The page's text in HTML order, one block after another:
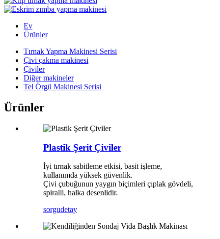
Ev
Ürünler
Tırnak Yapma Makinesi Serisi
Çivi çakma makinesi
Çiviler
Diğer makineler
Tel Örgü Makinesi Serisi
Ürünler
Plastik Şerit Çiviler
İyi tırnak sabitleme etkisi, basit işleme,
kullanımda yüksek güvenlik.
Çivi çubuğunun yaygın biçimleri çıplak gövdeli,
spiralli, halka desenlidir.
sorgudetay